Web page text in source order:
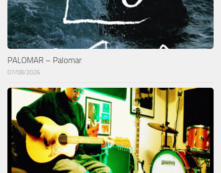
PALOMAR – Palomar
07/08/2026